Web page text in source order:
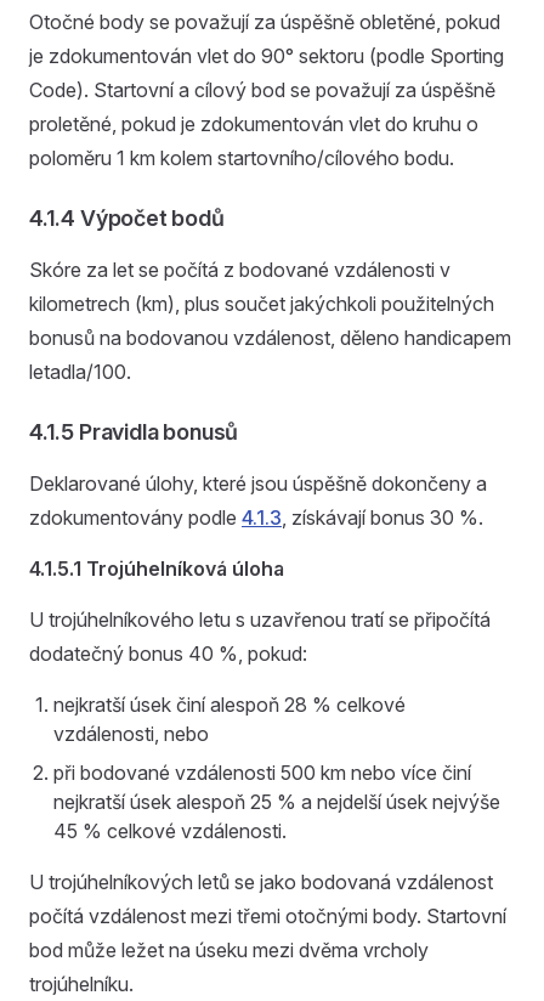
Otočné body se považují za úspěšně obletěné, pokud
je zdokumentován vlet do 90° sektoru (podle Sporting
Code). Startovní a cílový bod se považují za úspěšně
proletěné, pokud je zdokumentován vlet do kruhu o
poloměru 1 km kolem startovního/cílového bodu.
4.1.4 Výpočet bodů
Skóre za let se počítá z bodované vzdálenosti v
kilometrech (km), plus součet jakýchkoli použitelných
bonusů na bodovanou vzdálenost, děleno handicapem
letadla/100.
4.1.5 Pravidla bonusů
Deklarované úlohy, které jsou úspěšně dokončeny a
zdokumentovány podle 4.1.3 , získávají bonus 30 %.
4.1.5.1 Trojúhelníková úloha
U trojúhelníkového letu s uzavřenou tratí se připočítá
dodatečný bonus 40 %, pokud:
nejkratší úsek činí alespoň 28 % celkové
vzdálenosti, nebo
při bodované vzdálenosti 500 km nebo více činí
nejkratší úsek alespoň 25 % a nejdelší úsek nejvýše
45 % celkové vzdálenosti.
U trojúhelníkových letů se jako bodovaná vzdálenost
počítá vzdálenost mezi třemi otočnými body. Startovní
bod může ležet na úseku mezi dvěma vrcholy
trojúhelníku.